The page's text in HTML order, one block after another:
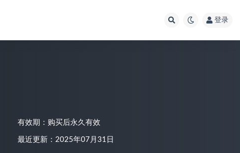
登录
有效期：购买后永久有效
最近更新：2025年07月31日